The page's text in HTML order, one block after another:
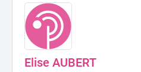
Elise AUBERT